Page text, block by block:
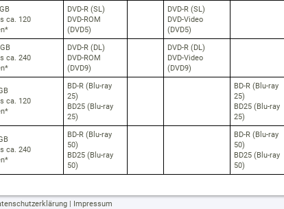
ca. 120
*
DVD-R (SL)
DVD-ROM
(DVD5)
DVD-R (SL)
DVD-Video
(DVD5)
ca. 240
*
DVD-R (DL)
DVD-ROM
(DVD9)
DVD-R (DL)
DVD-Video
(DVD9)
ca. 120
*
BD-R (Blu-ray
25)
BD25 (Blu-ray
25)
BD-R (Blu-ray
25)
BD25 (Blu-ray
25)
ca. 240
*
BD-R (Blu-ray
50)
BD25 (Blu-ray
50)
BD-R (Blu-ray
50)
BD25 (Blu-ray
50)
| Impressum